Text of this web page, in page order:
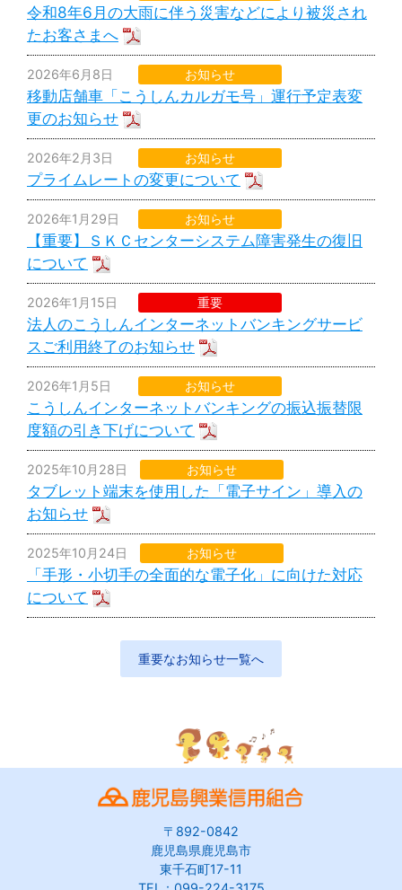
令和8年6月の大雨に伴う災害などにより被災され
たお客さまへ
2026年6月8日 お知らせ
移動店舗車「こうしんカルガモ号」運行予定表変
更のお知らせ
2026年2月3日 お知らせ
プライムレートの変更について
2026年1月29日 お知らせ
【重要】ＳＫＣセンターシステム障害発生の復旧
について
2026年1月15日 重要
法人のこうしんインターネットバンキングサービ
スご利用終了のお知らせ
2026年1月5日 お知らせ
こうしんインターネットバンキングの振込振替限
度額の引き下げについて
2025年10月28日 お知らせ
タブレット端末を使用した「電子サイン」導入の
お知らせ
2025年10月24日 お知らせ
「手形・小切手の全面的な電子化」に向けた対応
について
重要なお知らせ一覧へ
〒892-0842
鹿児島県鹿児島市
東千石町17-11